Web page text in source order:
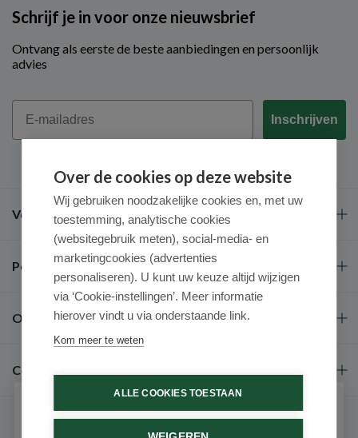
Schrijf je in voor onze nieuwsbrief
Ontvang als eerste de beste aanbiedingen en persoonlijk
advies
Email
Inschrijven
Veel gestelde vragen
Populaire merken
Over ons
Contact
Over de cookies op deze website
Wij gebruiken noodzakelijke cookies en, met uw
toestemming, analytische cookies
(websitegebruik meten), social-media- en
marketingcookies (advertenties
personaliseren). U kunt uw keuze altijd wijzigen
via ‘Cookie-instellingen’. Meer informatie
hierover vindt u via onderstaande link.
Kom meer te weten
ALLE COOKIES TOESTAAN
Schrijf je in voor onze nieuwsbrief